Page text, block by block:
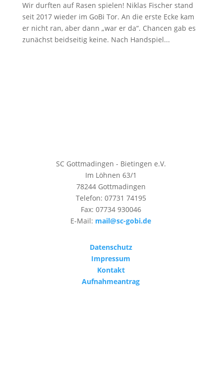
Wir durften auf Rasen spielen! Niklas Fischer stand
seit 2017 wieder im GoBi Tor. An die erste Ecke kam
er nicht ran, aber dann „war er da“. Chancen gab es
zunächst beidseitig keine. Nach Handspiel...
SC Gottmadingen - Bietingen e.V.
Im Löhnen 63/1
78244 Gottmadingen
Telefon: 07731 74195
Fax: 07734 930046
E-Mail: mail@sc-gobi.de
Datenschutz
Impressum
Kontakt
Aufnahmeantrag